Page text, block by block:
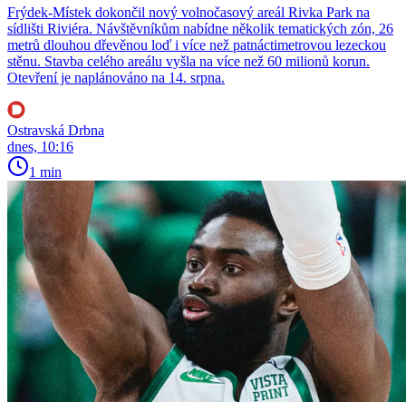
Frýdek-Místek dokončil nový volnočasový areál Rivka Park na
sídlišti Riviéra. Návštěvníkům nabídne několik tematických zón, 26
metrů dlouhou dřevěnou loď i více než patnáctimetrovou lezeckou
stěnu. Stavba celého areálu vyšla na více než 60 milionů korun.
Otevření je naplánováno na 14. srpna.
Ostravská Drbna
dnes, 10:16
1 min